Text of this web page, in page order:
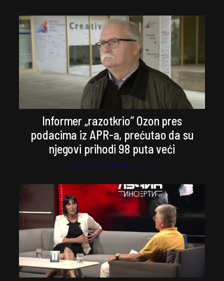
Informer „razotkrio” Ozon pres
podacima iz APR-a, prećutao da su
njegovi prihodi 98 puta veći
Stefan Kosanović